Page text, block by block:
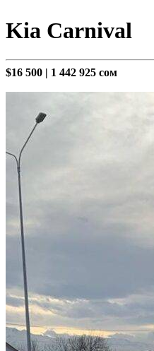
Kia Carnival
$16 500 | 1 442 925 сом